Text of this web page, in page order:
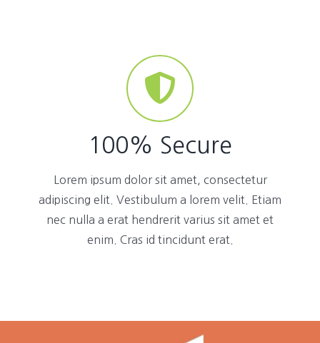
100% Secure
Lorem ipsum dolor sit amet, consectetur
adipiscing elit. Vestibulum a lorem velit. Etiam
nec nulla a erat hendrerit varius sit amet et
enim. Cras id tincidunt erat.